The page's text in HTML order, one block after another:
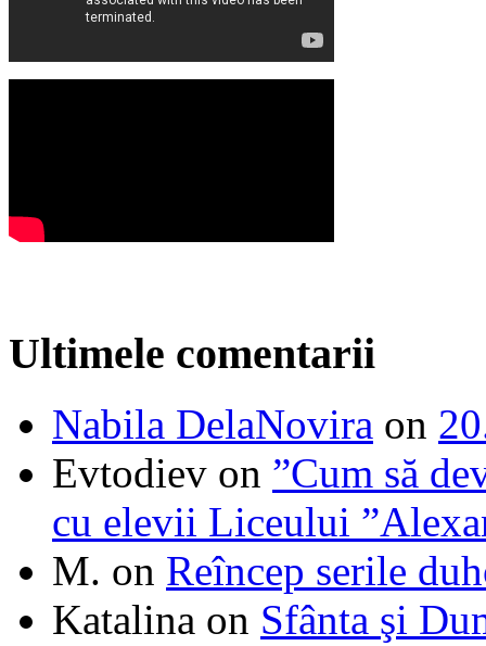
Ultimele comentarii
Nabila DelaNovira on
Evtodiev on ”Cum să
cu elevii Liceului
M. on Reîncep serile
Katalina on Sfânta şi